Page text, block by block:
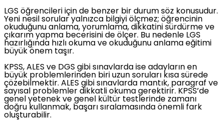
LGS öğrencileri için de benzer bir durum söz konusudur.
Yeni nesil sorular yalnızca bilgiyi ölçmez; öğrencinin
okuduğunu anlama, yorumlama, dikkatini sürdürme ve
çıkarım yapma becerisini de ölçer. Bu nedenle LGS
hazırlığında hızlı okuma ve okuduğunu anlama eğitimi
büyük önem taşır.
KPSS, ALES ve DGS gibi sınavlarda ise adayların en
büyük problemlerinden biri uzun soruları kısa sürede
çözebilmektir. ALES gibi sınavlarda mantık, paragraf ve
sayısal problemler dikkatli okuma gerektirir. KPSS’de
genel yetenek ve genel kültür testlerinde zamanı
doğru kullanmak, başarı sıralamasında önemli fark
oluşturabilir.